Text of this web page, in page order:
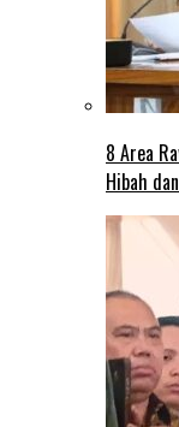
8 Area
Hibah